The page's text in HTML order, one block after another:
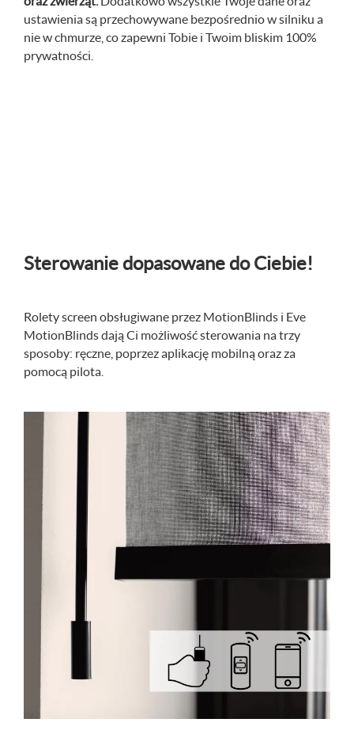
ustawienia są przechowywane bezpośrednio w silniku a
nie w chmurze, co zapewni Tobie i Twoim bliskim 100%
prywatności.
Sterowanie dopasowane do Ciebie!
Rolety screen obsługiwane przez MotionBlinds i Eve
MotionBlinds dają Ci możliwość sterowania na trzy
sposoby: ręczne, poprzez aplikację mobilną oraz za
pomocą pilota.